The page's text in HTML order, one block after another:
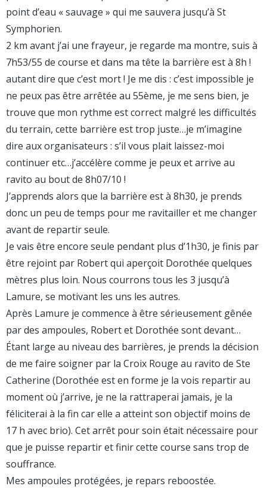
point d’eau « sauvage » qui me sauvera jusqu’à St
Symphorien.
2 km avant j’ai une frayeur, je regarde ma montre, suis à
7h53/55 de course et dans ma tête la barrière est à 8h !
autant dire que c’est mort ! Je me dis : c’est impossible je
ne peux pas être arrêtée au 55ème, je me sens bien, je
trouve que mon rythme est correct malgré les difficultés
du terrain, cette barrière est trop juste…je m’imagine
dire aux organisateurs : s’il vous plait laissez-moi
continuer etc…j’accélère comme je peux et arrive au
ravito au bout de 8h07/10 !
J’apprends alors que la barrière est à 8h30, je prends
donc un peu de temps pour me ravitailler et me changer
avant de repartir seule.
Je vais être encore seule pendant plus d’1h30, je finis par
être rejoint par Robert qui aperçoit Dorothée quelques
mètres plus loin. Nous courrons tous les 3 jusqu’à
Lamure, se motivant les uns les autres.
Après Lamure je commence à être sérieusement gênée
par des ampoules, Robert et Dorothée sont devant…
Étant large au niveau des barrières, je prends la décision
de me faire soigner par la Croix Rouge au ravito de Ste
Catherine (Dorothée est en forme je la vois repartir au
moment où j’arrive, je ne la rattraperai jamais, je la
féliciterai à la fin car elle a atteint son objectif moins de
17 h avec brio). Cet arrêt pour soin était nécessaire pour
que je puisse repartir et finir cette course sans trop de
souffrance.
Mes ampoules protégées, je repars reboostée.